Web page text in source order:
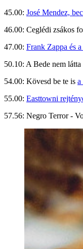
45.00: José Mendez,
46.00: Ceglédi zsákos
47.00: Frank Zappa és
50.10: A Bede nem látta
54.00: Kövesd be te is a
55.00: Easttowni
57.56: Negro Terror -